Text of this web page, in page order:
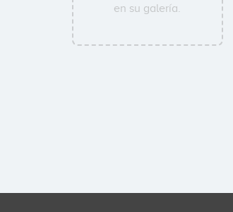
en su galería.